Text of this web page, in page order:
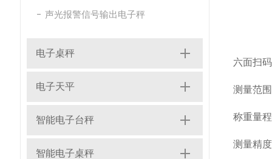
声光报警信号输出电子秤
电子桌秤
电子天平
智能电子台秤
智能电子桌秤
六面扫
测量范
称重量
测量精